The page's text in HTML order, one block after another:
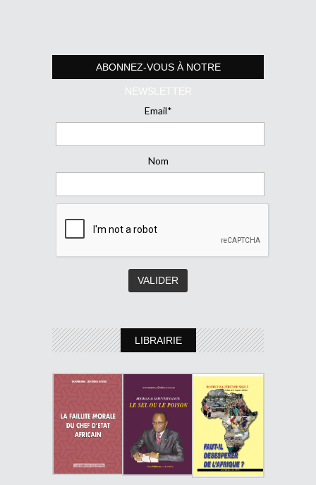
ABONNEZ-VOUS À NOTRE
NEWSLETTER
Email*
Nom
LIBRAIRIE